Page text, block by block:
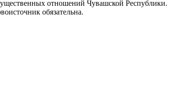
отношений Чувашской Республики.
обязательна.